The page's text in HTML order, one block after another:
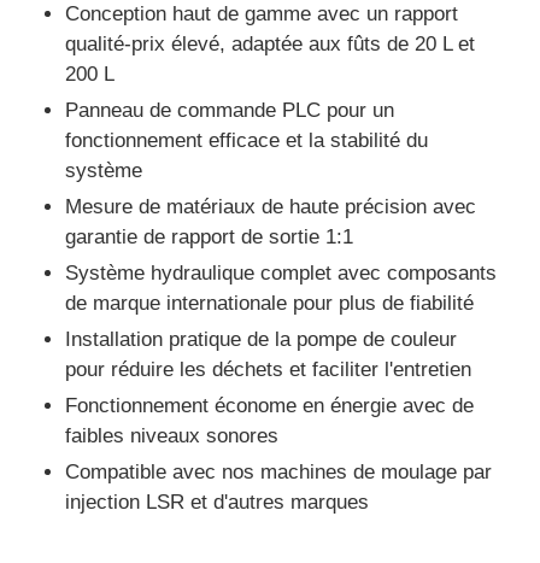
Conception haut de gamme avec un rapport
qualité-prix élevé, adaptée aux fûts de 20 L et
200 L
Panneau de commande PLC pour un
fonctionnement efficace et la stabilité du
système
Mesure de matériaux de haute précision avec
garantie de rapport de sortie 1:1
Système hydraulique complet avec composants
de marque internationale pour plus de fiabilité
Installation pratique de la pompe de couleur
pour réduire les déchets et faciliter l'entretien
Fonctionnement économe en énergie avec de
faibles niveaux sonores
Compatible avec nos machines de moulage par
injection LSR et d'autres marques